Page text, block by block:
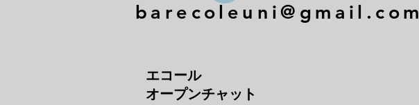
barecoleuni@gmail.com
エコール
オープンチャット